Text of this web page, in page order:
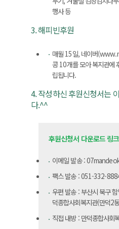
행사 등
3. 해피빈후원
매월 15일, 네이버
콩 10개를 모아 복지관에
립됩니다.
4. 작성하신 후원신청서는
다.^^
후원신청서 다운로드 링
이메일 발송 :
팩스 발송 : 051-332-
우편 발송 : 부산시 북구
덕종합사회복지관(만덕2
직접 내방 : 만덕종합사회